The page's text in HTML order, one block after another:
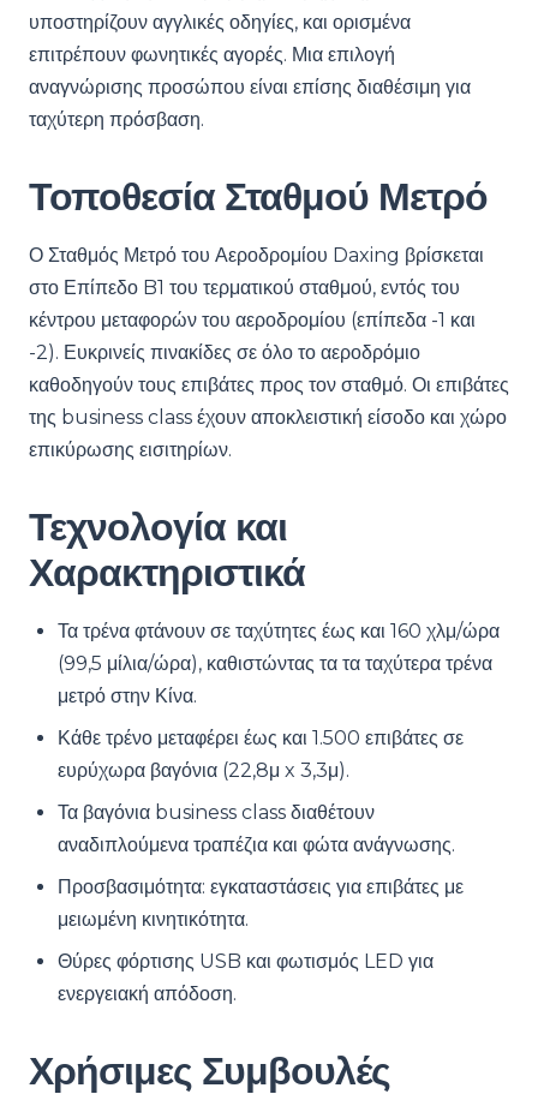
υποστηρίζουν αγγλικές οδηγίες, και ορισμένα
επιτρέπουν φωνητικές αγορές. Μια επιλογή
αναγνώρισης προσώπου είναι επίσης διαθέσιμη για
ταχύτερη πρόσβαση.
Τοποθεσία Σταθμού Μετρό
Ο Σταθμός Μετρό του Αεροδρομίου Daxing βρίσκεται
στο Επίπεδο B1 του τερματικού σταθμού, εντός του
κέντρου μεταφορών του αεροδρομίου (επίπεδα -1 και
-2). Ευκρινείς πινακίδες σε όλο το αεροδρόμιο
καθοδηγούν τους επιβάτες προς τον σταθμό. Οι επιβάτες
της business class έχουν αποκλειστική είσοδο και χώρο
επικύρωσης εισιτηρίων.
Τεχνολογία και
Χαρακτηριστικά
Τα τρένα φτάνουν σε ταχύτητες έως και 160 χλμ/ώρα
(99,5 μίλια/ώρα), καθιστώντας τα τα ταχύτερα τρένα
μετρό στην Κίνα.
Κάθε τρένο μεταφέρει έως και 1.500 επιβάτες σε
ευρύχωρα βαγόνια (22,8μ x 3,3μ).
Τα βαγόνια business class διαθέτουν
αναδιπλούμενα τραπέζια και φώτα ανάγνωσης.
Προσβασιμότητα: εγκαταστάσεις για επιβάτες με
μειωμένη κινητικότητα.
Θύρες φόρτισης USB και φωτισμός LED για
ενεργειακή απόδοση.
Χρήσιμες Συμβουλές